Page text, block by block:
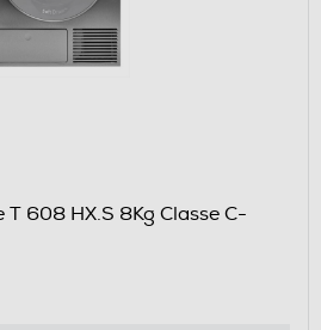
608 HX.S 8Kg Classe C-